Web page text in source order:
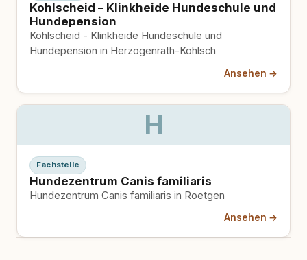
Kohlscheid – Klinkheide Hundeschule und
Hundepension
Kohlscheid - Klinkheide Hundeschule und
Hundepension in Herzogenrath-Kohlsch
Ansehen →
H
Fachstelle
Hundezentrum Canis familiaris
Hundezentrum Canis familiaris in Roetgen
Ansehen →